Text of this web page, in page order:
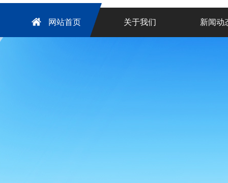
网站首页 关于我们 新闻动